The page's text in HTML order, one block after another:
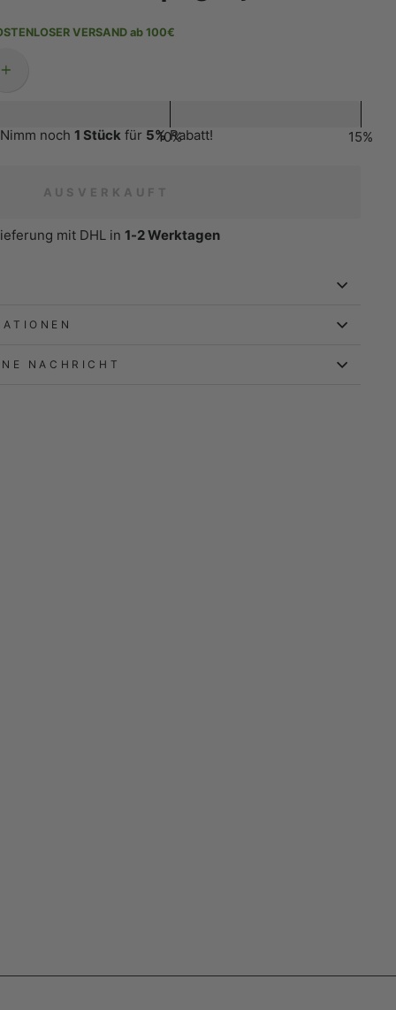
VERSAND ab 100€
+
10% 15%
Nimm noch 1 Stückfür 5%Rabatt!
AUSVERKAUFT
mit DHL in 1-2 Werktagen
NACHRICHT